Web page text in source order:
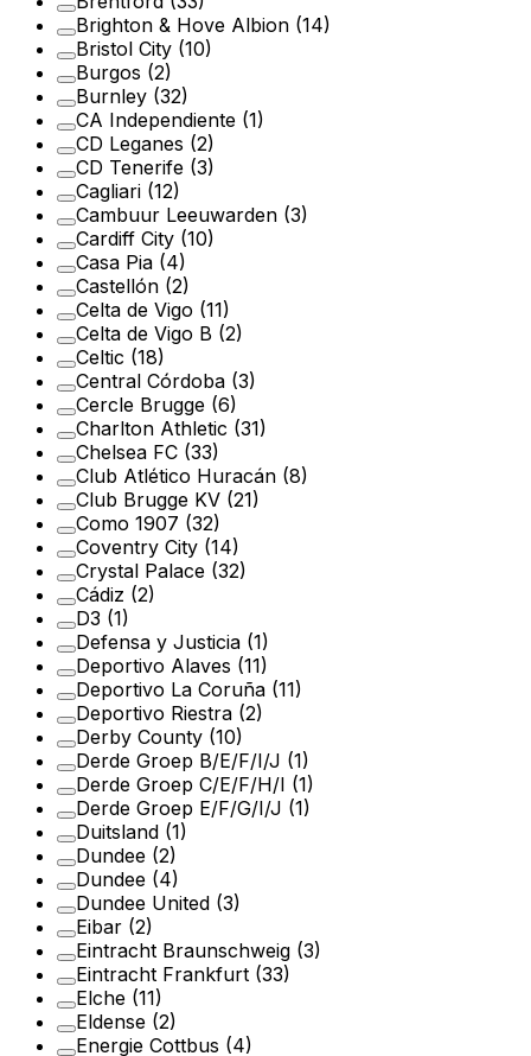
Brighton & Hove Albion (14)
Bristol City (10)
Burgos (2)
Burnley (32)
CA Independiente (1)
CD Leganes (2)
CD Tenerife (3)
Cagliari (12)
Cambuur Leeuwarden (3)
Cardiff City (10)
Casa Pia (4)
Castellón (2)
Celta de Vigo (11)
Celta de Vigo B (2)
Celtic (18)
Central Córdoba (3)
Cercle Brugge (6)
Charlton Athletic (31)
Chelsea FC (33)
Club Atlético Huracán (8)
Club Brugge KV (21)
Como 1907 (32)
Coventry City (14)
Crystal Palace (32)
Cádiz (2)
D3 (1)
Defensa y Justicia (1)
Deportivo Alaves (11)
Deportivo La Coruña (11)
Deportivo Riestra (2)
Derby County (10)
Derde Groep B/E/F/I/J (1)
Derde Groep C/E/F/H/I (1)
Derde Groep E/F/G/I/J (1)
Duitsland (1)
Dundee (2)
Dundee (4)
Dundee United (3)
Eibar (2)
Eintracht Braunschweig (3)
Eintracht Frankfurt (33)
Elche (11)
Eldense (2)
Energie Cottbus (4)